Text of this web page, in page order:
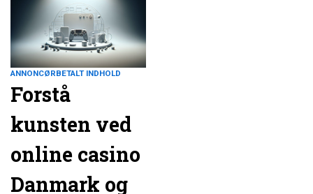
ANNONCØRBETALT INDHOLD
Forstå
kunsten ved
online casino
Danmark og